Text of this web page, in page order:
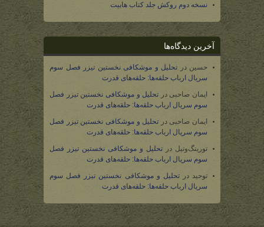
نسخه دوم روکش جلد کتاب هابیت
آخرین دیدگاه‌ها
حسین در تحلیل و موشکافی نخستین تیزر فصل سوم
سریال ارباب حلقه‌ها: حلقه‌های قدرت
ایمان صاحبی در تحلیل و موشکافی نخستین تیزر فصل
سوم سریال ارباب حلقه‌ها: حلقه‌های قدرت
ایمان صاحبی در تحلیل و موشکافی نخستین تیزر فصل
سوم سریال ارباب حلقه‌ها: حلقه‌های قدرت
تورینگ‌وتیل در تحلیل و موشکافی نخستین تیزر فصل
سوم سریال ارباب حلقه‌ها: حلقه‌های قدرت
توحید درتحلیل و موشکافی نخستین تیزر فصل سوم
سریال ارباب حلقه‌ها: حلقه‌های قدرت